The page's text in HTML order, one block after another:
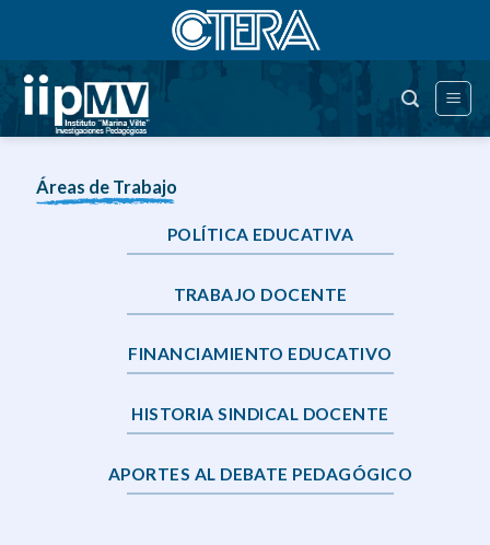
contenido
Áreas de Trabajo
POLÍTICA EDUCATIVA
TRABAJO DOCENTE
FINANCIAMIENTO EDUCATIVO
HISTORIA SINDICAL DOCENTE
APORTES AL DEBATE PEDAGÓGICO